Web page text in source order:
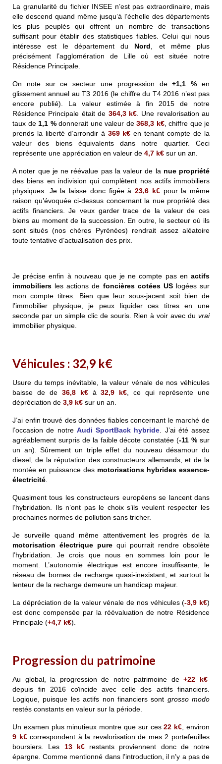
La granularité du fichier INSEE n’est pas extraordinaire, mais
elle descend quand même jusqu’à l’échelle des départements
les plus peuplés qui offrent un nombre de transactions
suffisant pour établir des statistiques fiables. Celui qui nous
intéresse est le département du Nord , et même plus
précisément l’agglomération de Lille où est située notre
Résidence Principale.
On note sur ce secteur une progression de+1,1 % en
glissement annuel au T3 2016 (le chiffre du T4 2016 n’est pas
encore publié).
La valeur estimée à fin 2015 de notre
Résidence Principale était de 364,3 k€. Une revalorisation au
taux de 1,1 %donnerait une valeur de 368,3 k€, chiffre que je
prends la liberté d’arrondir à 369 k€ en tenant compte de la
valeur des biens équivalents dans notre quartier. Ceci
représente une appréciation en valeur de 4,7 k€ sur un an.
A noter que je ne réévalue pas la valeur de la nue propriété
des biens en indivision qui complètent nos actifs immobiliers
physiques. Je la laisse donc figée à23,6 k€pour la même
raison qu’évoquée ci-dessus concernant la nue propriété des
actifs financiers. Je veux garder trace de la valeur de ces
biens au moment de la succession. En outre, le secteur où ils
sont situés (nos chères Pyrénées) rendrait assez aléatoire
toute tentative d’actualisation des prix.
Je précise enfin à nouveau que je ne compte pas en actifs
immobiliers les actions de foncières cotées USlogées sur
mon compte titres. Bien que leur sous-jacent soit bien de
l’immobilier physique, je peux liquider ces titres en une
seconde par un simple clic de souris. Rien à voir avec du vrai
immobilier physique.
Véhicules : 32,9 k€
Usure du temps inévitable, la valeur vénale de nos véhicules
baisse de de 36,8 k€à32,9 k€ , ce qui représente une
dépréciation de 3,9 k€ sur un an.
J’ai enfin trouvé des données fiables concernant le marché de
l’occasion de notre Audi SportBack hybride . J’ai été assez
agréablement surpris de la faible décote constatée (-11 % sur
un an). Sûrement un triple effet du nouveau désamour du
diesel, de la réputation des constructeurs allemands, et de la
montée en puissance des motorisations hybrides essence-
électricité
Quasiment tous les constructeurs européens se lancent dans
l’hybridation. Ils n’ont pas le choix s’ils veulent respecter les
prochaines normes de pollution sans tricher.
Je surveille quand même attentivement les progrès de la
motorisation électrique pure qui pourrait rendre obsolète
l’hybridation. Je crois que nous en sommes loin pour le
moment. L’autonomie électrique est encore insuffisante, le
réseau de bornes de recharge quasi-inexistant, et surtout la
lenteur de la recharge demeure un handicap majeur.
La dépréciation de la valeur vénale de nos véhicules (-3,9 k€)
est donc compensée par la réévaluation de notre Résidence
Principale (+4,7 k€).
Progression du patrimoine
Au global, la progression de notre patrimoine de +22
k€
depuis fin 2016 coïncide avec celle des actifs financiers.
Logique, puisque les actifs non financiers sont grosso modo
restés constants en valeur sur la période.
Un examen plus minutieux montre que sur ces22 k€ , environ
9 k€correspondent à la revalorisation de mes 2 portefeuilles
boursiers. Les 13 k€restants proviennent donc de notre
épargne. Comme mentionné dans l’introduction, il n’y a pas de